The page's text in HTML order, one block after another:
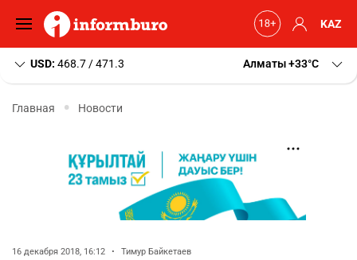
KAZ
USD: 468.7 / 471.3 Алматы+33 C
Главная Новости
16 декабря 2018, 16:12 • Тимур Байкетаев